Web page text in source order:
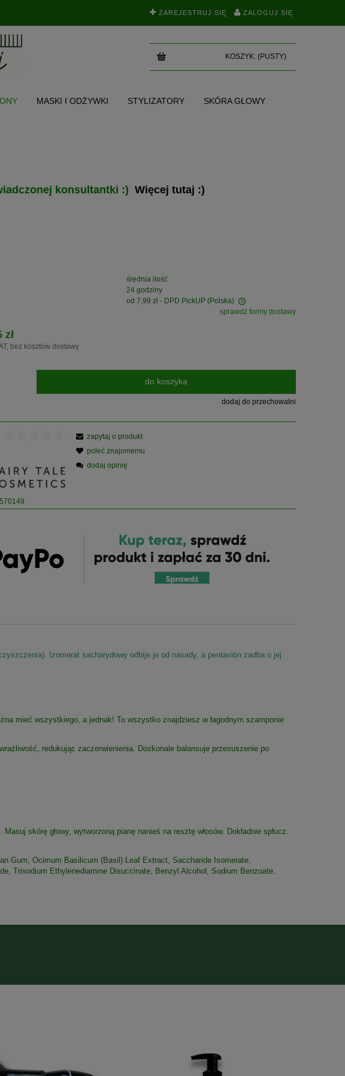
ZAREJESTRUJ SIĘ ZALOGUJ SIĘ
KOSZYK: (PUSTY)
MASKI I ODŻYWKI STYLIZATORY SKÓRA GŁOWY
konsultantki :) Więcej tutaj :)
średnia ilość
24 godziny
od 7,99 zł - DPD PickUP (Polska)
sprawdź formy dostawy
zł
bez kosztów dostawy
do koszyka
dodaj do przechowalni
570149
zapytaj o produkt
poleć znajomemu
dodaj opinię
Izomerat sacharydowy odbije je od nasady, a pentavitin zadba o jej
mieć wszystkiego, a jednak! To wszystko znajdziesz w łagodnym szamponie
redukując zaczerwienienia. Doskonale balansuje przesuszenie po
skórę głowy, wytworzoną pianę nanieś na resztę włosów. Dokładnie spłucz.
Gum, Ocimum Basilicum (Basil) Leaf Extract, Saccharide Isomerate,
Trisodium Ethylenediamine Disuccinate, Benzyl Alcohol, Sodium Benzoate,